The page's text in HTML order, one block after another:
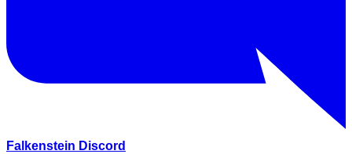
Falkenstein Discord